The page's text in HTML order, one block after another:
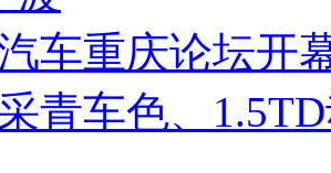
车重庆论坛开
青车色、